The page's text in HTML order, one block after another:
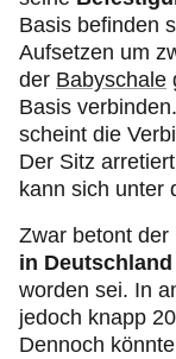
Basis befinden
Aufsetzen um
der Babyschale
Basis
scheint die
Der Sitz
kann sich unter
Zwar betont der
in
worden sei. In
jedoch knapp
Dennoch